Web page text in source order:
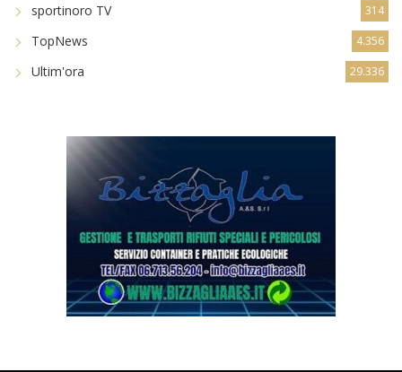
sportinoro TV 314
TopNews 4.356
Ultim'ora 29.336